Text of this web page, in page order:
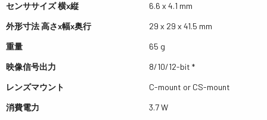
センササイズ 横x縦
6.6 x 4.1 mm
外形寸法 高さx幅x奥行
29 x 29 x 41.5 mm
重量
65 g
映像信号出力
8/10/12-bit *
レンズマウント
C-mount or CS-mount
消費電力
3.7 W